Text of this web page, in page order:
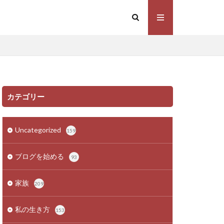
カテゴリー
Uncategorized 159
ブログを始める 93
家族 209
私の生き方 153